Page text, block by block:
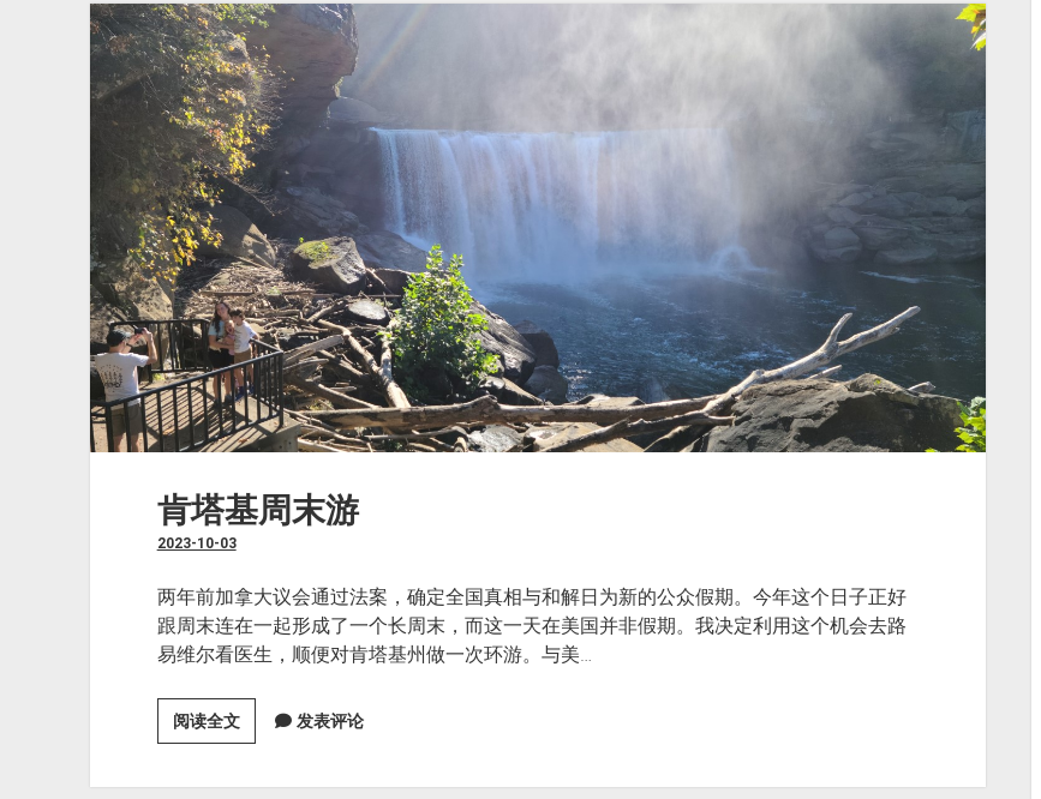
解
历
史
（纽
约
——
费
城
——
华
盛
顿）
肯塔基周末游
2023-10-03
两年前加拿大议会通过法案，确定全国真相与和解日为新的公众假期。今年这个日子正好
跟周末连在一起形成了一个长周末，而这一天在美国并非假期。我决定利用这个机会去路
易维尔看医生，顺便对肯塔基州做一次环游。与美…
阅读全文肯
塔
发表评论